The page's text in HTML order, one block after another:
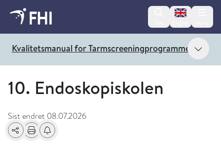
Change
Kvalitetsmanual for Tarmscreeningprogrammet Vis
10. Endoskopiskolen
Sist endret 08.07.2026
Del Skriv utFå varsel om endringer